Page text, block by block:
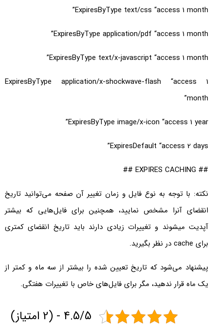
ExpiresByType text/css “access 1 month”
ExpiresByType application/pdf “access 1 month”
ExpiresByType text/x-javascript “access 1 month”
ExpiresByType application/x-shockwave-flash “access 1
month”
ExpiresByType image/x-icon “access 1 year”
ExpiresDefault “access 2 days”
## EXPIRES CACHING ##
نکته: با توجه به نوع فایل و زمان تغییر آن صفحه می‌توانید تاریخ
انقضای آنرا مشخص نمایید، همچنین برای فایل‌هایی که بیشتر
آپدیت میشوند و تغییرات زیادی دارند باید تاریخ انقضای کمتری
برای cache در نظر بگیرید.
پیشنهاد می‌شود که تاریخ تعیین شده را بیشتر از سه ماه و کمتر از
یک ماه قرار ندهید، مگر برای فایل‌های خاص با تغییرات هفتگی.
4.5/5 - (2 امتیاز)